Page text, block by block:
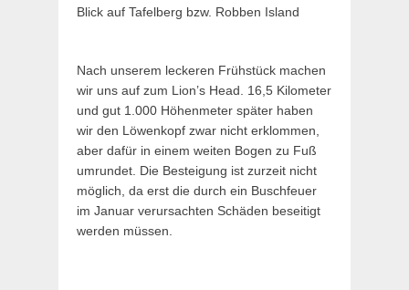
Blick auf Tafelberg bzw. Robben Island
Nach unserem leckeren Frühstück machen
wir uns auf zum Lion’s Head. 16,5 Kilometer
und gut 1.000 Höhenmeter später haben
wir den Löwenkopf zwar nicht erklommen,
aber dafür in einem weiten Bogen zu Fuß
umrundet. Die Besteigung ist zurzeit nicht
möglich, da erst die durch ein Buschfeuer
im Januar verursachten Schäden beseitigt
werden müssen.